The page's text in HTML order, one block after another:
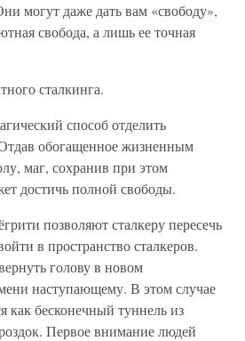
могут даже дать вам «свободу»,
свобода, а лишь ее точная
сталкинга.
способ отделить
обогащенное жизненным
маг, сохранив при этом
достичь полной свободы.
позволяют сталкеру пересечь
в пространство сталкеров.
голову в новом
наступающему. В этом случае
как бесконечный туннель из
Первое внимание людей